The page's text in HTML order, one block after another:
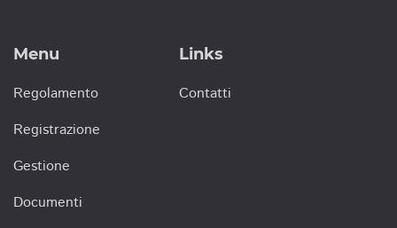
Menu
Regolamento
Registrazione
Gestione
Documenti
Links
Contatti